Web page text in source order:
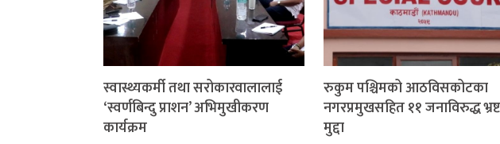
स्वास्थ्यकर्मी तथा सरोकारवालालाई
‘स्वर्णबिन्दु प्राशन’ अभिमुखीकरण
कार्यक्रम
रुकुम पश्चिमको आठविसकोटका
नगरप्रमुखसहित ११ जनाविरुद्ध
मुद्दा